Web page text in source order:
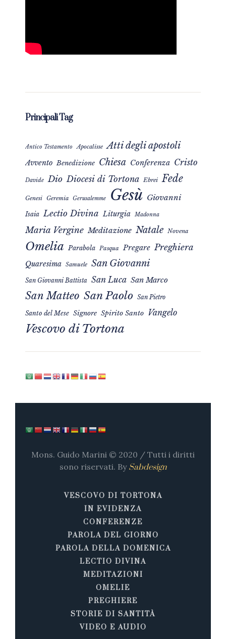
Principali Tag
Antico Testamento Apocalisse Atti degli apostoli
Avvento Benedizione Chiesa Conferenza Cristo
Davide Dio Diocesi di Tortona Ebrei Fede
Genesi Geremia Gerusalemme Gesù Giovanni
Isaia Lectio Divina Liturgia Madonna
Maria Vergine Meditazione Natale Novena
Omelia Parabola Pasqua Pregare Preghiera
Quaresima Samuele San Giovanni
San Giovanni Battista San Luca San Marco
San Matteo San Paolo San Pietro
Santo del Mese Signore Spirito Santo Vangelo
Vescovo di Tortona
Mons. Guido Marini © 2020 / Tutti i diritti
sono riservati. By Sabdesign
VESCOVO DI TORTONA
IN EVIDENZA
CONFERENZE
PAROLA DEL GIORNO
PAROLA DELLA DOMENICA
LECTIO DIVINA
MEDITAZIONI
OMELIE
PREGHIERE
STORIE DI SANTITÀ
VIDEO E AUDIO